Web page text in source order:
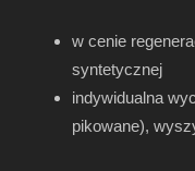
w cenie
syntetycznej
indywidualna
pikowane),